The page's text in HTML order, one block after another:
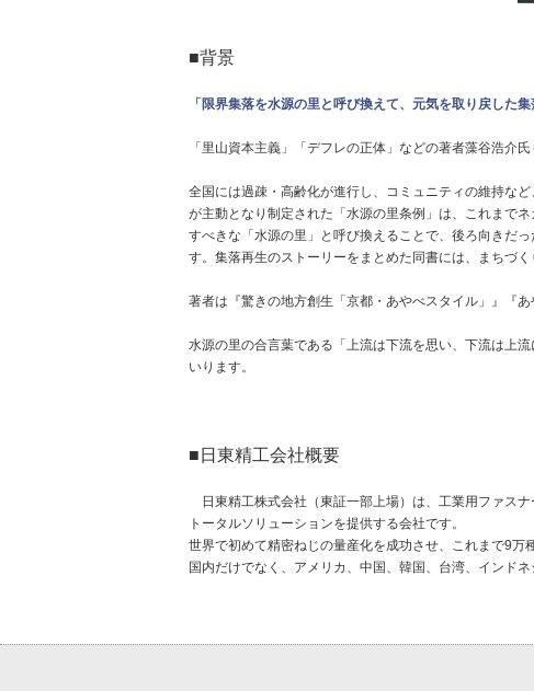
■背景
「限界集落を水源の里と呼び換えて、元気を取り戻した集
「里山資本主義」「デフレの正体」などの著者藻谷浩介
全国には過疎・高齢化が進行し、コミュニティの維持な
が主動となり制定された「水源の里条例」は、これまで
すべきな「水源の里」と呼び換えることで、後ろ向きだ
す。集落再生のストーリーをまとめた同書には、まちづ
著者は『驚きの地方創生「京都・あやべスタイル」』『あ
水源の里の合言葉である「上流は下流を思い、下流は上
いります。
■日東精工会社概要
日東精工株式会社（東証一部上場）は、工業用ファス
トータルソリューションを提供する会社です。
世界で初めて精密ねじの量産化を成功させ、これまで9万
国内だけでなく、アメリカ、中国、韓国、台湾、インド